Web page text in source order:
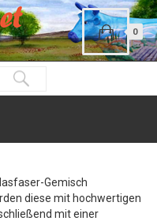
0
Gemisch
diese mit hochwertigen
mit einer